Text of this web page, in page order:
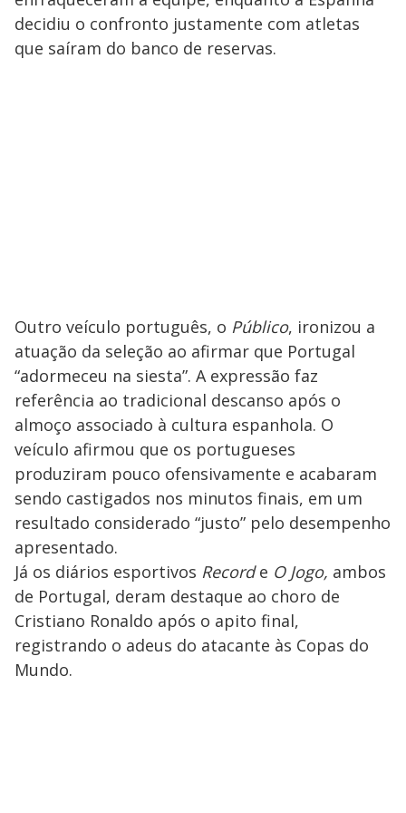
decidiu o confronto justamente com atletas
que saíram do banco de reservas.
Outro veículo português, o Público, ironizou a
atuação da seleção ao afirmar que Portugal
“adormeceu na siesta”. A expressão faz
referência ao tradicional descanso após o
almoço associado à cultura espanhola. O
veículo afirmou que os portugueses
produziram pouco ofensivamente e acabaram
sendo castigados nos minutos finais, em um
resultado considerado “justo” pelo desempenho
apresentado.
Já os diários esportivos Recorde O Jogo, ambos
de Portugal, deram destaque ao choro de
Cristiano Ronaldo após o apito final,
registrando o adeus do atacante às Copas do
Mundo.